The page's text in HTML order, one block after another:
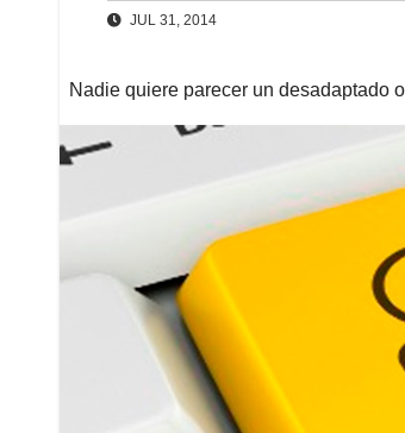
JUL 31, 2014
Nadie quiere parecer un desadaptado